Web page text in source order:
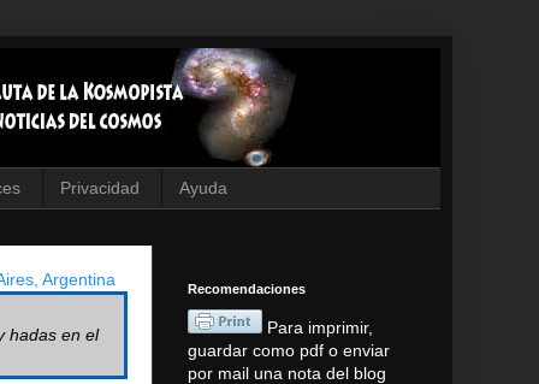
Privacidad Ayuda
Argentina
hadas en el
Recomendaciones
Para imprimir,
guardar como pdf o enviar
por mail una nota del blog